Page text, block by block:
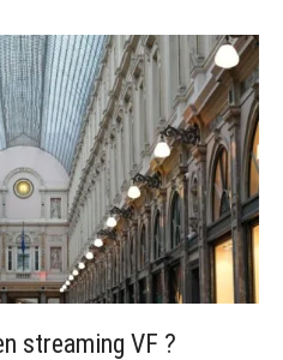
streaming VF ?